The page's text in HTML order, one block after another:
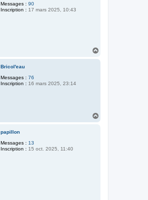
Messages : 90
Inscription : 17 mars 2025, 10:43
Bricol'eau
Messages : 76
Inscription : 16 mars 2025, 23:14
papillon
Messages : 13
Inscription : 15 oct. 2025, 11:40